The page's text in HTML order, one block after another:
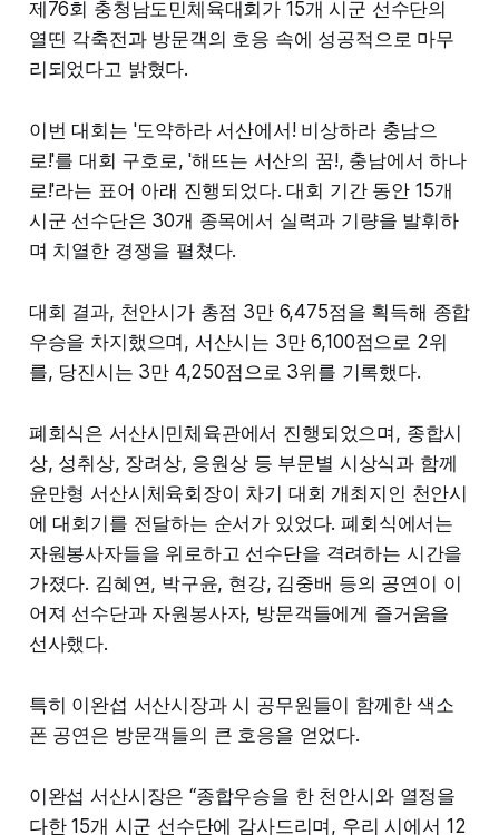
제76회 충청남도민체육대회가 15개 시군 선수단의
열띤 각축전과 방문객의 호응 속에 성공적으로 마무
리되었다고 밝혔다.
이번 대회는 '도약하라 서산에서! 비상하라 충남으
로!'를 대회 구호로, '해뜨는 서산의 꿈!, 충남에서 하나
로!'라는 표어 아래 진행되었다. 대회 기간 동안 15개
시군 선수단은 30개 종목에서 실력과 기량을 발휘하
며 치열한 경쟁을 펼쳤다.
대회 결과, 천안시가 총점 3만 6,475점을 획득해 종합
우승을 차지했으며, 서산시는 3만 6,100점으로 2위
를, 당진시는 3만 4,250점으로 3위를 기록했다.
폐회식은 서산시민체육관에서 진행되었으며, 종합시
상, 성취상, 장려상, 응원상 등 부문별 시상식과 함께
윤만형 서산시체육회장이 차기 대회 개최지인 천안시
에 대회기를 전달하는 순서가 있었다. 폐회식에서는
자원봉사자들을 위로하고 선수단을 격려하는 시간을
가졌다. 김혜연, 박구윤, 현강, 김중배 등의 공연이 이
어져 선수단과 자원봉사자, 방문객들에게 즐거움을
선사했다.
특히 이완섭 서산시장과 시 공무원들이 함께한 색소
폰 공연은 방문객들의 큰 호응을 얻었다.
이완섭 서산시장은 “종합우승을 한 천안시와 열정을
다한 15개 시군 선수단에 감사드리며, 우리 시에서 12